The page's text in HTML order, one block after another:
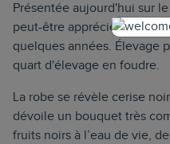
Présentée aujourd'hui sur
peut-être apprécié dès
quelques années. Élevage
quart d'élevage en foudre.
La robe se révèle cerise
dévoile un bouquet très
fruits noirs à l’eau de vie,